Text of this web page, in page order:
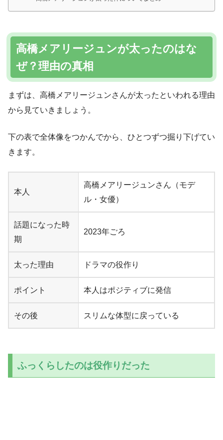
高橋メアリージュンが太ったのはな
ぜ？理由の真相
まずは、高橋メアリージュンさんが太ったといわれる理由
から見ていきましょう。
下の表で全体像をつかんでから、ひとつずつ掘り下げてい
きます。
本人
高橋メアリージュンさん（モデ
ル・女優）
話題になった時
期
2023年ごろ
太った理由 ドラマの役作り
ポイント 本人はポジティブに発信
その後 スリムな体型に戻っている
ふっくらしたのは役作りだった